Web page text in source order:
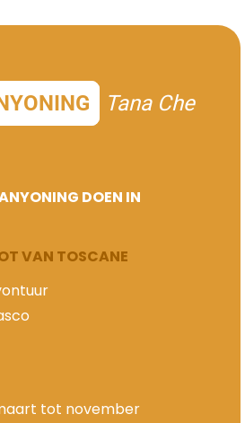
Tana Che
DOEN IN
VAN TOSCANE
tot november